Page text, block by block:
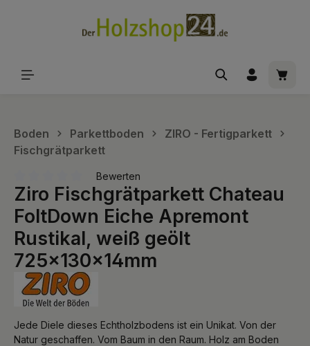
Boden Parkettboden
ZIRO - Fertigparkett
Fischgrätparkett
Durchschnittliche Bewertung von 0 von 5 Sternen
Bewerten
Ziro Fischgrätparkett Chateau
FoltDown Eiche Apremont
Rustikal, weiß geölt
725x130x14mm
Jede Diele dieses Echtholzbodens ist ein Unikat. Von der
Natur geschaffen. Vom Baum in den Raum. Holz am Boden